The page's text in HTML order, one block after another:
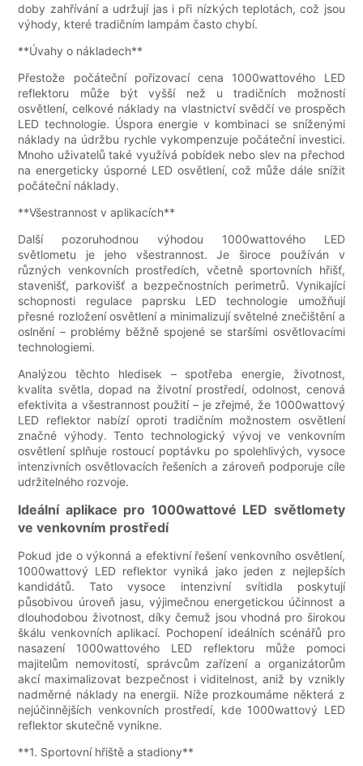
doby zahřívání a udržují jas i při nízkých teplotách, což jsou
výhody, které tradičním lampám často chybí.
**Úvahy o nákladech**
Přestože počáteční pořizovací cena 1000wattového LED
reflektoru může být vyšší než u tradičních možností
osvětlení, celkové náklady na vlastnictví svědčí ve prospěch
LED technologie. Úspora energie v kombinaci se sníženými
náklady na údržbu rychle vykompenzuje počáteční investici.
Mnoho uživatelů také využívá pobídek nebo slev na přechod
na energeticky úsporné LED osvětlení, což může dále snížit
počáteční náklady.
**Všestrannost v aplikacích**
Další pozoruhodnou výhodou 1000wattového LED
světlometu je jeho všestrannost. Je široce používán v
různých venkovních prostředích, včetně sportovních hřišť,
stavenišť, parkovišť a bezpečnostních perimetrů. Vynikající
schopnosti regulace paprsku LED technologie umožňují
přesné rozložení osvětlení a minimalizují světelné znečištění a
oslnění – problémy běžně spojené se staršími osvětlovacími
technologiemi.
Analýzou těchto hledisek – spotřeba energie, životnost,
kvalita světla, dopad na životní prostředí, odolnost, cenová
efektivita a všestrannost použití – je zřejmé, že 1000wattový
LED reflektor nabízí oproti tradičním možnostem osvětlení
značné výhody. Tento technologický vývoj ve venkovním
osvětlení splňuje rostoucí poptávku po spolehlivých, vysoce
intenzivních osvětlovacích řešeních a zároveň podporuje cíle
udržitelného rozvoje.
Ideální aplikace pro 1000wattové LED světlomety
ve venkovním prostředí
Pokud jde o výkonná a efektivní řešení venkovního osvětlení,
1000wattový LED reflektor vyniká jako jeden z nejlepších
kandidátů. Tato vysoce intenzivní svítidla poskytují
působivou úroveň jasu, výjimečnou energetickou účinnost a
dlouhodobou životnost, díky čemuž jsou vhodná pro širokou
škálu venkovních aplikací. Pochopení ideálních scénářů pro
nasazení 1000wattového LED reflektoru může pomoci
majitelům nemovitostí, správcům zařízení a organizátorům
akcí maximalizovat bezpečnost i viditelnost, aniž by vznikly
nadměrné náklady na energii. Níže prozkoumáme některá z
nejúčinnějších venkovních prostředí, kde 1000wattový LED
reflektor skutečně vynikne.
**1. Sportovní hřiště a stadiony**